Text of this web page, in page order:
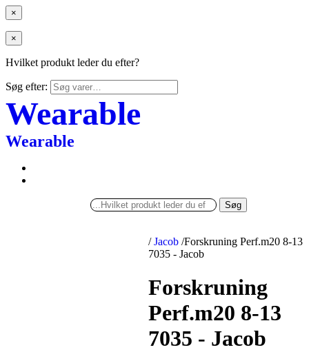
×
×
Hvilket produkt leder du efter?
Søg efter:
Wearable
Wearable
Søg
/ Jacob /Forskruning Perf.m20 8-13
7035 - Jacob
Forskruning
Perf.m20 8-13
7035 - Jacob